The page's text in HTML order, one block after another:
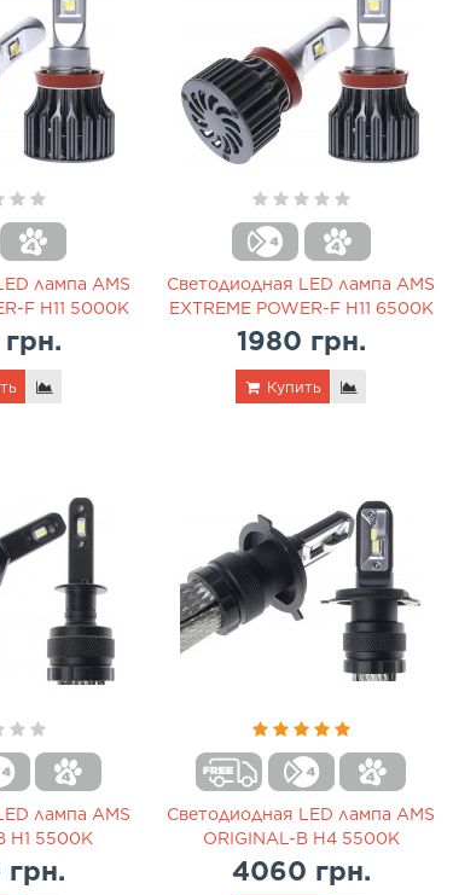
лампа AMS
F H11 5000K
Светодиодная LED лампа AMS
EXTREME POWER-F H11 6500K
1980 грн.
Купить
лампа AMS
H1 5500K
Светодиодная LED лампа AMS
ORIGINAL-B H4 5500K
4060 грн.